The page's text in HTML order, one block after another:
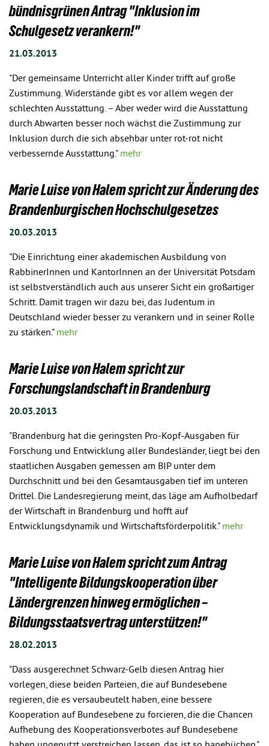
bündnisgrünen Antrag "Inklusion im
Schulgesetz verankern!"
21.03.2013
"Der gemeinsame Unterricht aller Kinder trifft auf große
Zustimmung. Widerstände gibt es vor allem wegen der
schlechten Ausstattung. – Aber weder wird die Ausstattung
durch Abwarten besser noch wächst die Zustimmung zur
Inklusion durch die sich absehbar unter rot-rot nicht
verbessernde Ausstattung." mehr
Marie Luise von Halem spricht zur Änderung des
Brandenburgischen Hochschulgesetzes
20.03.2013
"Die Einrichtung einer akademischen Ausbildung von
RabbinerInnen und KantorInnen an der Universität Potsdam
ist selbstverständlich auch aus unserer Sicht ein großartiger
Schritt. Damit tragen wir dazu bei, das Judentum in
Deutschland wieder besser zu verankern und in seiner Rolle
zu stärken." mehr
Marie Luise von Halem spricht zur
Forschungslandschaft in Brandenburg
20.03.2013
"Brandenburg hat die geringsten Pro-Kopf-Ausgaben für
Forschung und Entwicklung aller Bundesländer, liegt bei den
staatlichen Ausgaben gemessen am BIP unter dem
Durchschnitt und bei den Gesamtausgaben tief im unteren
Drittel. Die Landesregierung meint, das läge am Aufholbedarf
der Wirtschaft in Brandenburg und hofft auf
Entwicklungsdynamik und Wirtschaftsförderpolitik." mehr
Marie Luise von Halem spricht zum Antrag
"Intelligente Bildungskooperation über
Ländergrenzen hinweg ermöglichen –
Bildungsstaatsvertrag unterstützen!"
28.02.2013
"Dass ausgerechnet Schwarz-Gelb diesen Antrag hier
vorlegen, diese beiden Parteien, die auf Bundesebene
regieren, die es versaubeutelt haben, eine bessere
Kooperation auf Bundesebene zu forcieren, die die Chancen
Aufhebung des Kooperationsverbotes auf Bundesebene